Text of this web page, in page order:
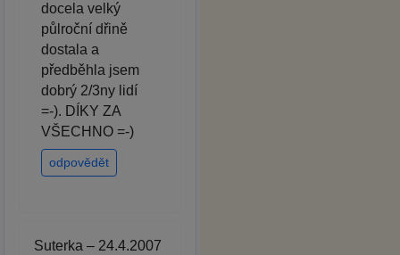
docela velký
půlroční dřině
dostala a
předběhla jsem
dobrý 2/3ny lidí
=-). DÍKY ZA
VŠECHNO =-)
odpovědět
Suterka – 24.4.2007